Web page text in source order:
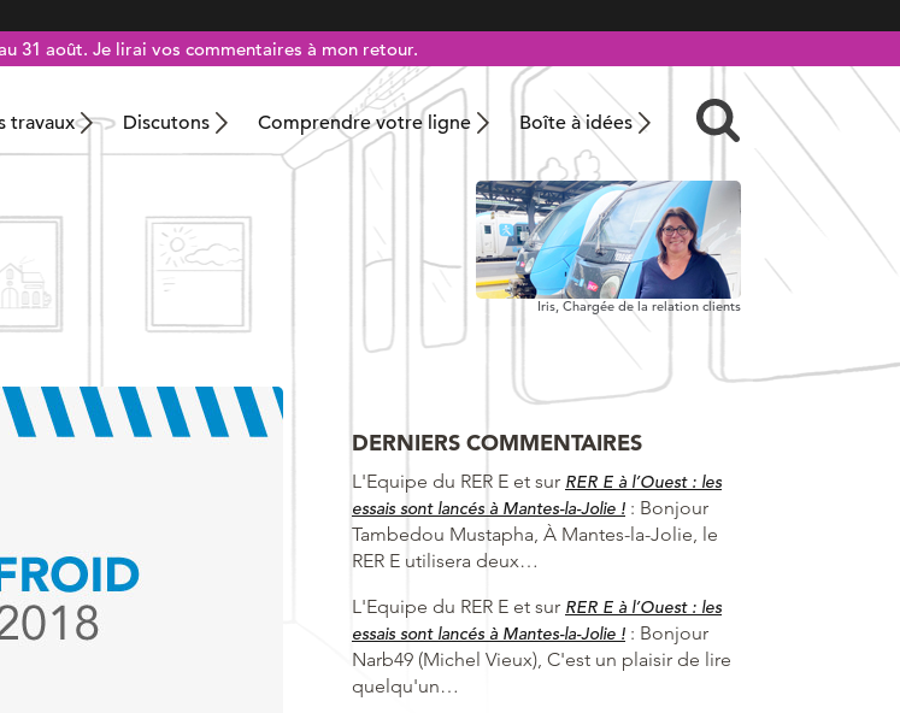
31 août. Je lirai vos commentaires à mon retour.
travaux Discutons Comprendre votre ligne Boîte à idées
Iris, Chargée de la relation clients
DERNIERS COMMENTAIRES
L'Equipe du RER E et sur RER E à l’Ouest : les
essais sont lancés à Mantes-la-Jolie ! : Bonjour
Tambedou Mustapha, À Mantes-la-Jolie, le
RER E utilisera deux…
L'Equipe du RER E et sur RER E à l’Ouest : les
essais sont lancés à Mantes-la-Jolie ! : Bonjour
Narb49 (Michel Vieux), C'est un plaisir de lire
quelqu'un…